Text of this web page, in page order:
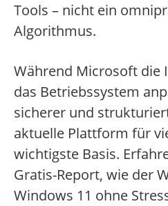
Tools – nicht ein
Algorithmus.
Während Microsoft die
das Betriebssystem
sicherer und
aktuelle Plattform für
wichtigste Basis.
Gratis-Report, wie der
Windows 11 ohne